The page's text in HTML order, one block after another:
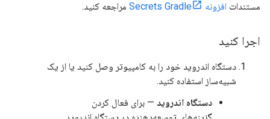
مستندات افزونه Secrets Gradle مراجعه کنید.
اجرا کنید
دستگاه اندروید خود را به کامپیوتر وصل کنید یا از یک
شبیه‌ساز استفاده کنید.
دستگاه اندروید — برای فعال کردن